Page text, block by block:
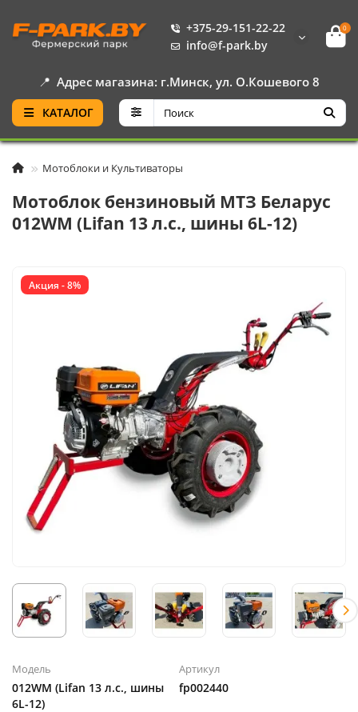
+375-29-151-22-22
info@f-park.by
0
📍 Адрес магазина: г.Минск, ул. О.Кошевого 8
КАТАЛОГ
Мотоблоки и Культиваторы
Мотоблок бензиновый МТЗ Беларус
012WM (Lifan 13 л.с., шины 6L-12)
Акция - 8%
Модель
012WM (Lifan 13 л.с., шины
6L-12)
Артикул
fp002440